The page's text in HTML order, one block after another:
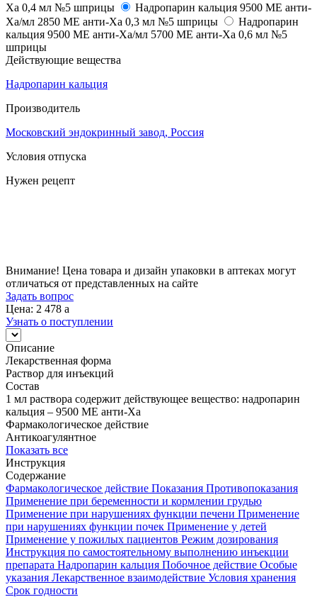
Ха 0,4 мл №5 шприцы
Надропарин кальция 9500 МЕ анти-
Ха/мл 2850 МЕ анти-Ха 0,3 мл №5 шприцы
Надропарин
кальция 9500 МЕ анти-Ха/мл 5700 МЕ анти-Ха 0,6 мл №5
шприцы
Действующие вещества
Надропарин кальция
Производитель
Московский эндокринный завод, Россия
Условия отпуска
Нужен рецепт
Внимание! Цена товара и дизайн упаковки в аптеках могут
отличаться от представленных на сайте
Задать вопрос
Цена: 2 478 a
Узнать о поступлении
Описание
Лекарственная форма
Раствор для инъекций
Состав
1 мл раствора содержит действующее вещество: надропарин
кальция – 9500 МЕ анти-Ха
Фармакологическое действие
Антикоагулянтное
Показать все
Инструкция
Содержание
Фармакологическое действие Показания Противопоказания
Применение при беременности и кормлении грудью
Применение при нарушениях функции печени Применение
при нарушениях функции почек Применение у детей
Применение у пожилых пациентов Режим дозирования
Инструкция по самостоятельному выполнению инъекции
препарата Надропарин кальция Побочное действие Особые
указания Лекарственное взаимодействие Условия хранения
Срок годности